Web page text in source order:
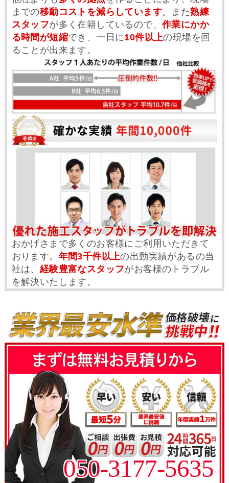
までの移動コストを減らしています。また熟練
スタッフが多く在籍しているので、作業にかか
る時間が短縮でき、一日に10件以上の現場を回
ることが出来ます。
おかげさまで多くのお客様にご利用いただきて
おります。 年間3千件以上の出動実績があるの当
社は、 経験豊富なスタッフがお客様のトラブル
を解決いたします。
050-3177-5635